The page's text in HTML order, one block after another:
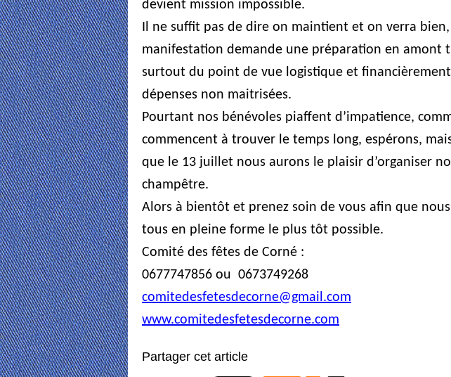
devient mission impossible.
Il ne suffit pas de dire on maintient et on verra
manifestation demande une préparation en amont
surtout du point de vue logistique et financièrement
dépenses non maitrisées.
Pourtant nos bénévoles piaffent d’impatience,
commencent à trouver le temps long, espérons,
que le 13 juillet nous aurons le plaisir d’organiser
champêtre.
Alors à bientôt et prenez soin de vous afin que
tous en pleine forme le plus tôt possible.
Comité des fêtes de Corné :
0677747856 ou 0673749268
comitedesfetesdecorne@gmail.com
www.comitedesfetesdecorne.com
Partager cet article